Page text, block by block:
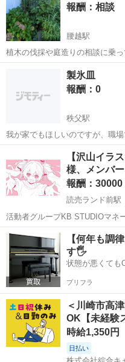
寧な研修20hで基本的な知識を...
報酬：相談
腰越駅
植木の伐採や庭造りの相談に乗ってくださる方
横の路地 ③庭の入口 ④庭中央 ⑤庭中央 30坪ほどありま
ングル状態、この植物（ユッカ
柿の木、桜の木があり...
鎌倉市 腰越駅
製氷皿
報酬：0
秩父駅
我が家でもほしいのですが、職
ける方がいらしたらよろしくお
所ではなく、不要になった物をお願いし
都市線の渋谷ま...
秩父駅
【沢山イラ
様、メンバ
報酬：30000
読売ランド前駅
活動者グループKB STUDIOマネージャー
ループをやっていますので案件
りと掛けて 再生数、プロモーシ
の実績...
神奈川 川崎市 読売ランド
【何年も調
す🖐️
状態が悪くても
プリフラ
＜川崎市高
OK【未経験
時給1,350円
日払い